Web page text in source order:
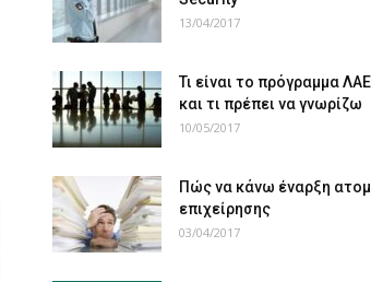
13/04/2017
Τι είναι το πρόγραμμα
και τι πρέπει να γνωρίζω
10/05/2017
Πώς να κάνω έναρξη
επιχείρησης
03/04/2017